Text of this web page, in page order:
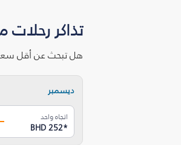
تذاكر
هل تبحث عن أقل سعر
ديسمبر
اتجاه واحد
BHD 252*